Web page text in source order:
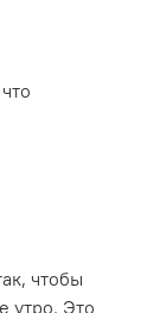
чтобы
утро. Это